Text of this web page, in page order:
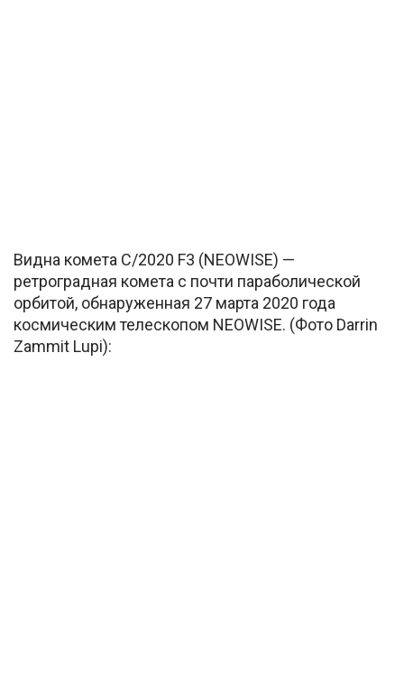
Видна комета C/2020 F3 (NEOWISE) —
ретроградная комета с почти параболической
орбитой, обнаруженная 27 марта 2020 года
космическим телескопом NEOWISE. (Фото Darrin
Zammit Lupi):